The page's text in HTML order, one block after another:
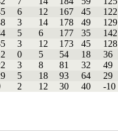
6 12 167 45 122
3 14 178 49 129
5 6 177 35 142
3 12 173 45 128
0 5 54 18 36
3 8 81 32 49
5 18 93 64 29
2 12 30 40 -10